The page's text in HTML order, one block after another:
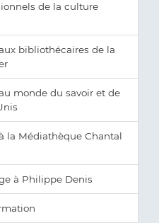
de la culture
bibliothécaires de la
monde du savoir et de
la Médiathèque Chantal
à Philippe Denis